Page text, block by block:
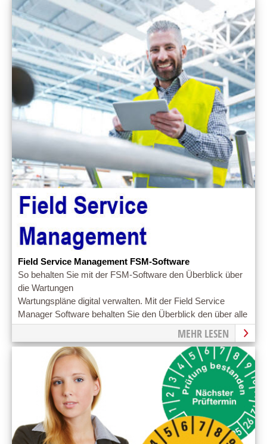
Field Service Management FSM-Software
So behalten Sie mit der FSM-Software den Überblick über
die Wartungen
Wartungspläne digital verwalten. Mit der Field Service
Manager Software behalten Sie den Überblick den über alle
Wartungstermine
MEHR LESEN